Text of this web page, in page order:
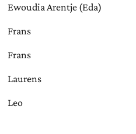
Ewoudia Arentje (Eda)
Frans
Frans
Laurens
Leo